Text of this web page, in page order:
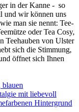
in der Kanne - so
und wir können uns
man sie nennt: Tee-
oder Tea Cosy,
Teehauben von Ulster
sich die Stimmung,
öffnet sich Ihnen